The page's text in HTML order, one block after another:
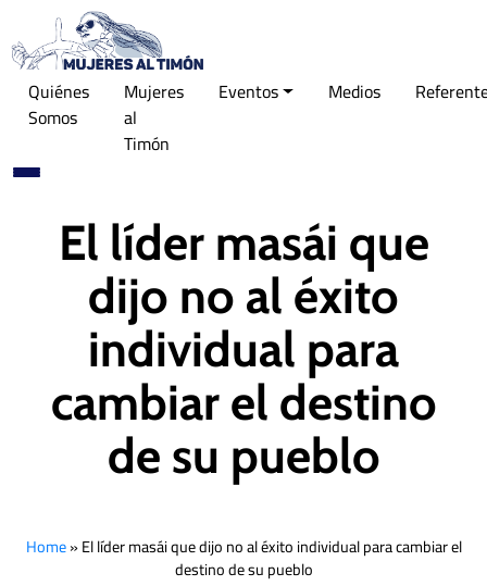
Quiénes
Somos
Mujeres
al
Timón
Eventos Medios
El líder masái que
dijo no al éxito
individual para
cambiar el destino
de su pueblo
Home»El líder masái que dijo no al éxito individual para cambiar el
destino de su pueblo